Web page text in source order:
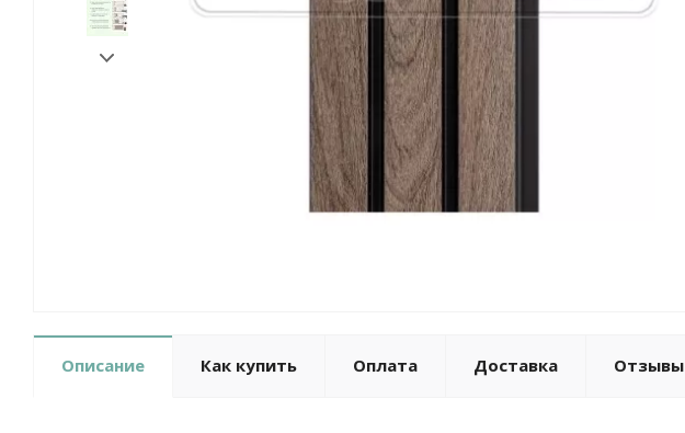
Описание Как купить Оплата Доставка Отзывы